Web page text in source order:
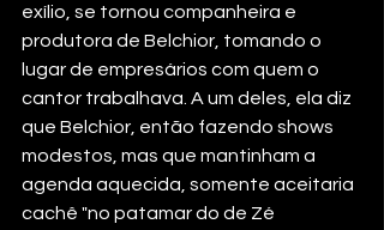
exílio, se tornou companheira e
produtora de Belchior, tomando o
lugar de empresários com quem o
cantor trabalhava. A um deles, ela diz
que Belchior, então fazendo shows
modestos, mas que mantinham a
agenda aquecida, somente aceitaria
cachê "no patamar do de Zé